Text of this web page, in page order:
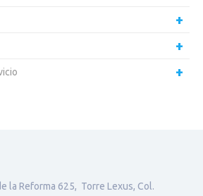
la Reforma 625, Torre Lexus, Col.